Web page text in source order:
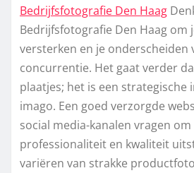
Bedrijfsfotografie Den Haag
Bedrijfsfotografie Den Haag
versterken en je onderscheiden
concurrentie. Het gaat verder
plaatjes; het is een strategische
imago. Een goed verzorgde
social media-kanalen vragen
professionaliteit en kwaliteit
variëren van strakke